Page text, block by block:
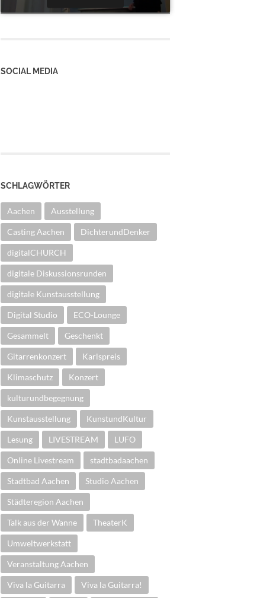
SOCIAL MEDIA
SCHLAGWÖRTER
Aachen Ausstellung
Casting Aachen DichterundDenker
digitalCHURCH
digitale Diskussionsrunden
digitale Kunstausstellung
Digital Studio ECO-Lounge
Gesammelt Geschenkt
Gitarrenkonzert Karlspreis
Klimaschutz Konzert
kulturundbegegnung
Kunstausstellung KunstundKultur
Lesung LIVESTREAM LUFO
Online Livestream stadtbadaachen
Stadtbad Aachen Studio Aachen
Städteregion Aachen
Talk aus der Wanne TheaterK
Umweltwerkstatt
Veranstaltung Aachen
Viva la Guitarra Viva la Guitarra!